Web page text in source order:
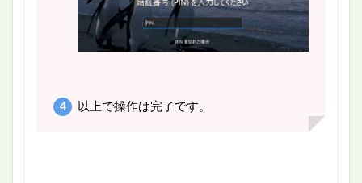
以上で操作は完了です。